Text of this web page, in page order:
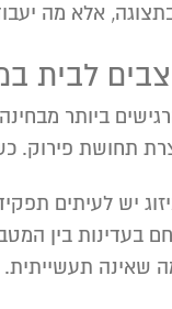
אלא מה
לבית
ביותר
תחושת פירוק.
יש לעיתים
בעדינות בין
שאינה תעשייתית.